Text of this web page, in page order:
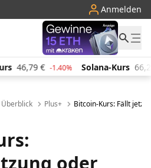
Anmelden
Kurs 66,25 € 0.70% TRON-Kurs
Plus+ Bitcoin-Kurs: Fällt jetzt
oder